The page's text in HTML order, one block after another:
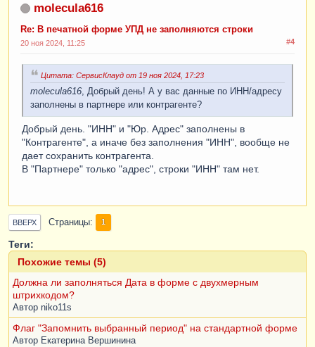
molecula616
Re: В печатной форме УПД не заполняются строки
#4
20 ноя 2024, 11:25
Цитата: СервисКлауд от 19 ноя 2024, 17:23
molecula616, Добрый день! А у вас данные по ИНН/адресу
заполнены в партнере или контрагенте?
Добрый день. "ИНН" и "Юр. Адрес" заполнены в
"Контрагенте", а иначе без заполнения "ИНН", вообще не
дает сохранить контрагента.
В "Партнере" только "адрес", строки "ИНН" там нет.
ВВЕРХ Страницы 1
Теги:
Похожие темы (5)
Должна ли заполняться Дата в форме с двухмерным
штрихкодом?
Автор niko11s
Флаг "Запомнить выбранный период" на стандартной форме
Автор Екатерина Вершинина